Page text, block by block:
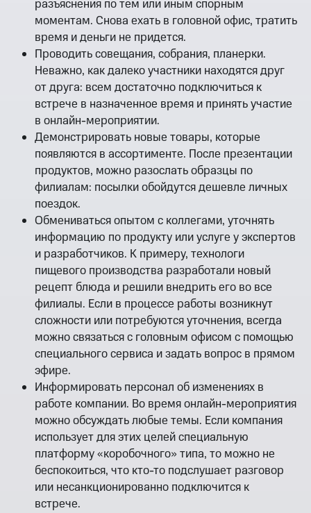
разъяснения по тем или иным спорным
моментам. Снова ехать в головной офис, тратить
время и деньги не придется.
Проводить совещания, собрания, планерки.
Неважно, как далеко участники находятся друг
от друга: всем достаточно подключиться к
встрече в назначенное время и принять участие
в онлайн-мероприятии.
Демонстрировать новые товары, которые
появляются в ассортименте. После презентации
продуктов, можно разослать образцы по
филиалам: посылки обойдутся дешевле личных
поездок.
Обмениваться опытом с коллегами, уточнять
информацию по продукту или услуге у экспертов
и разработчиков. К примеру, технологи
пищевого производства разработали новый
рецепт блюда и решили внедрить его во все
филиалы. Если в процессе работы возникнут
сложности или потребуются уточнения, всегда
можно связаться с головным офисом с помощью
специального сервиса и задать вопрос в прямом
эфире.
Информировать персонал об изменениях в
работе компании. Во время онлайн-мероприятия
можно обсуждать любые темы. Если компания
использует для этих целей специальную
платформу «коробочного» типа, то можно не
беспокоиться, что кто-то подслушает разговор
или несанкционированно подключится к
встрече.